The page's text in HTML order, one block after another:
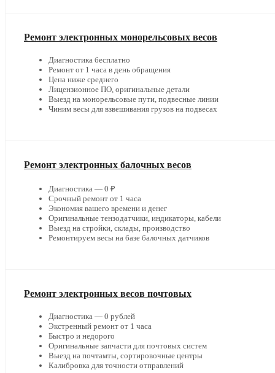
Ремонт электронных монорельсовых весов
Диагностика бесплатно
Ремонт от 1 часа в день обращения
Цена ниже среднего
Лицензионное ПО, оригинальные детали
Выезд на монорельсовые пути, подвесные линии
Чиним весы для взвешивания грузов на подвесах
Ремонт электронных балочных весов
Диагностика — 0 ₽
Срочный ремонт от 1 часа
Экономия вашего времени и денег
Оригинальные тензодатчики, индикаторы, кабели
Выезд на стройки, склады, производство
Ремонтируем весы на базе балочных датчиков
Ремонт электронных весов почтовых
Диагностика — 0 рублей
Экстренный ремонт от 1 часа
Быстро и недорого
Оригинальные запчасти для почтовых систем
Выезд на почтамты, сортировочные центры
Калибровка для точности отправлений